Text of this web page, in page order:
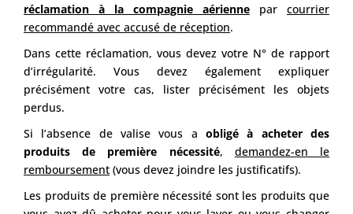
réclamation à la compagnie aérienne par courrier
recommandé avec accusé de réception.
Dans cette réclamation, vous devez votre N° de rapport
d’irrégularité. Vous devez également expliquer
précisément votre cas, lister précisément les objets
perdus.
Si l’absence de valise vous a obligé à acheter des
produits de première nécessité, demandez-en le
remboursement (vous devez joindre les justificatifs).
Les produits de première nécessité sont les produits que